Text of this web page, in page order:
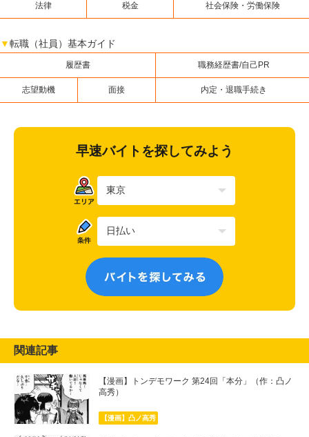
法律 税金 社会保険・労働保険
▼転職（社員）基本ガイド
履歴書 職務経歴書/自己PR
志望動機 面接 内定・退職手続き
早速バイトを探してみよう
関連記事
【漫画】トンデモワーク 第24回「本分」（作：凸ノ
高秀）
【漫画】凸ノ高秀